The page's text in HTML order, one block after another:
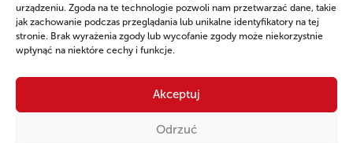
urządzeniu. Zgoda na te technologie pozwoli nam przetwarzać dane, takie
jak zachowanie podczas przeglądania lub unikalne identyfikatory na tej
stronie. Brak wyrażenia zgody lub wycofanie zgody może niekorzystnie
wpłynąć na niektóre cechy i funkcje.
Akceptuj
Odrzuć